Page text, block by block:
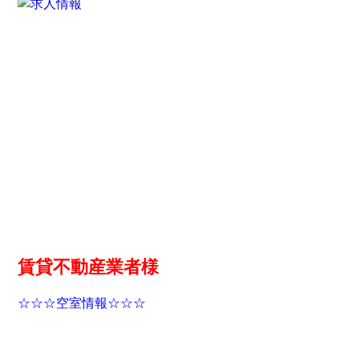
賃貸不動産業者様
☆☆☆空室情報☆☆☆